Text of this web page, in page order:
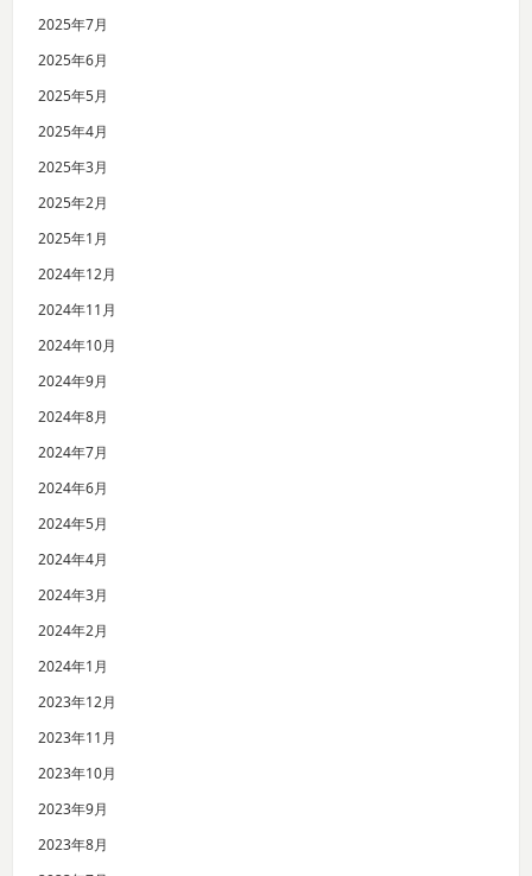
2025年7月
2025年6月
2025年5月
2025年4月
2025年3月
2025年2月
2025年1月
2024年12月
2024年11月
2024年10月
2024年9月
2024年8月
2024年7月
2024年6月
2024年5月
2024年4月
2024年3月
2024年2月
2024年1月
2023年12月
2023年11月
2023年10月
2023年9月
2023年8月